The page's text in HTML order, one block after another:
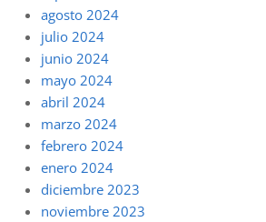
agosto 2024
julio 2024
junio 2024
mayo 2024
abril 2024
marzo 2024
febrero 2024
enero 2024
diciembre 2023
noviembre 2023